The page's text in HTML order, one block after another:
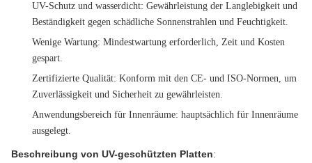
UV-Schutz und wasserdicht: Gewährleistung der Langlebigkeit und
Beständigkeit gegen schädliche Sonnenstrahlen und Feuchtigkeit.
Wenige Wartung: Mindestwartung erforderlich, Zeit und Kosten
gespart.
Zertifizierte Qualität: Konform mit den CE- und ISO-Normen, um
Zuverlässigkeit und Sicherheit zu gewährleisten.
Anwendungsbereich für Innenräume: hauptsächlich für Innenräume
ausgelegt.
Beschreibung von UV-geschützten Platten: